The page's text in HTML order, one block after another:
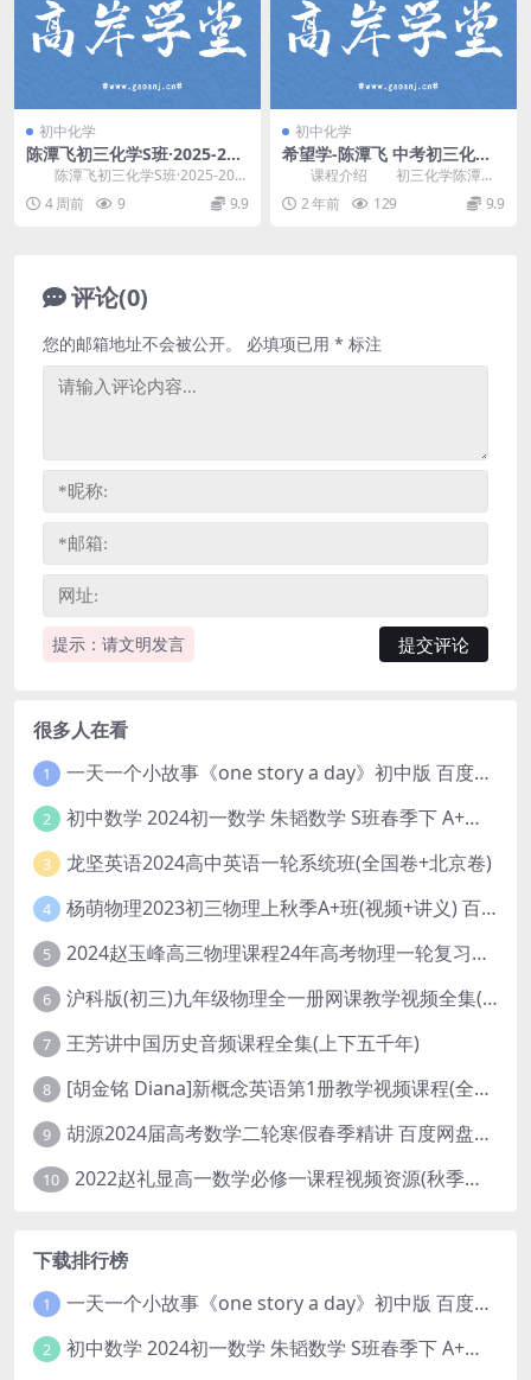
初中化学
陈潭飞初三化学S班·2025-202
6年上暑假预习课(全国版) 百
度网盘分享
陈潭飞初三化学S班·2025-202
6年上暑假预习课，共18讲视频，
包含电子...
4 周前 9 9.9
初中化学
希望学-陈潭飞 中考初三化学
上2024年春季S班百度网盘分
享
课程介绍 初三化学陈潭飞
希望学课程，VIP会员可通过网盘转
存下载或者在线播...
2 年前 129 9.9
评论(0)
提示：请文明发言
您的邮箱地址不会被公开。 必填项已用 * 标注
很多人在看
1 一天一个小故事《one story a day》初中版 百度网盘分享下载
2 初中数学 2024初一数学 朱韬数学 S班春季下 A+班春季下 百度云网盘
3 龙坚英语2024高中英语一轮系统班(全国卷+北京卷)
4 杨萌物理2023初三物理上秋季A+班(视频+讲义) 百度网盘分享
5 2024赵玉峰高三物理课程24年高考物理一轮复习网课教程
6 沪科版(初三)九年级物理全一册网课教学视频全集(录播版 杜春雨 66讲)
7 王芳讲中国历史音频课程全集(上下五千年)
8 [胡金铭 Diana]新概念英语第1册教学视频课程(全集 百度网盘下载)
9 胡源2024届高考数学二轮寒假春季精讲 百度网盘分享
10 2022赵礼显高一数学必修一课程视频资源(秋季班 含讲义)百度网盘云
下载排行榜
1 一天一个小故事《one story a day》初中版 百度网盘分享下载
2 初中数学 2024初一数学 朱韬数学 S班春季下 A+班春季下 百度云网盘